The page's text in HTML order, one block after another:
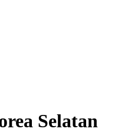
Selatan